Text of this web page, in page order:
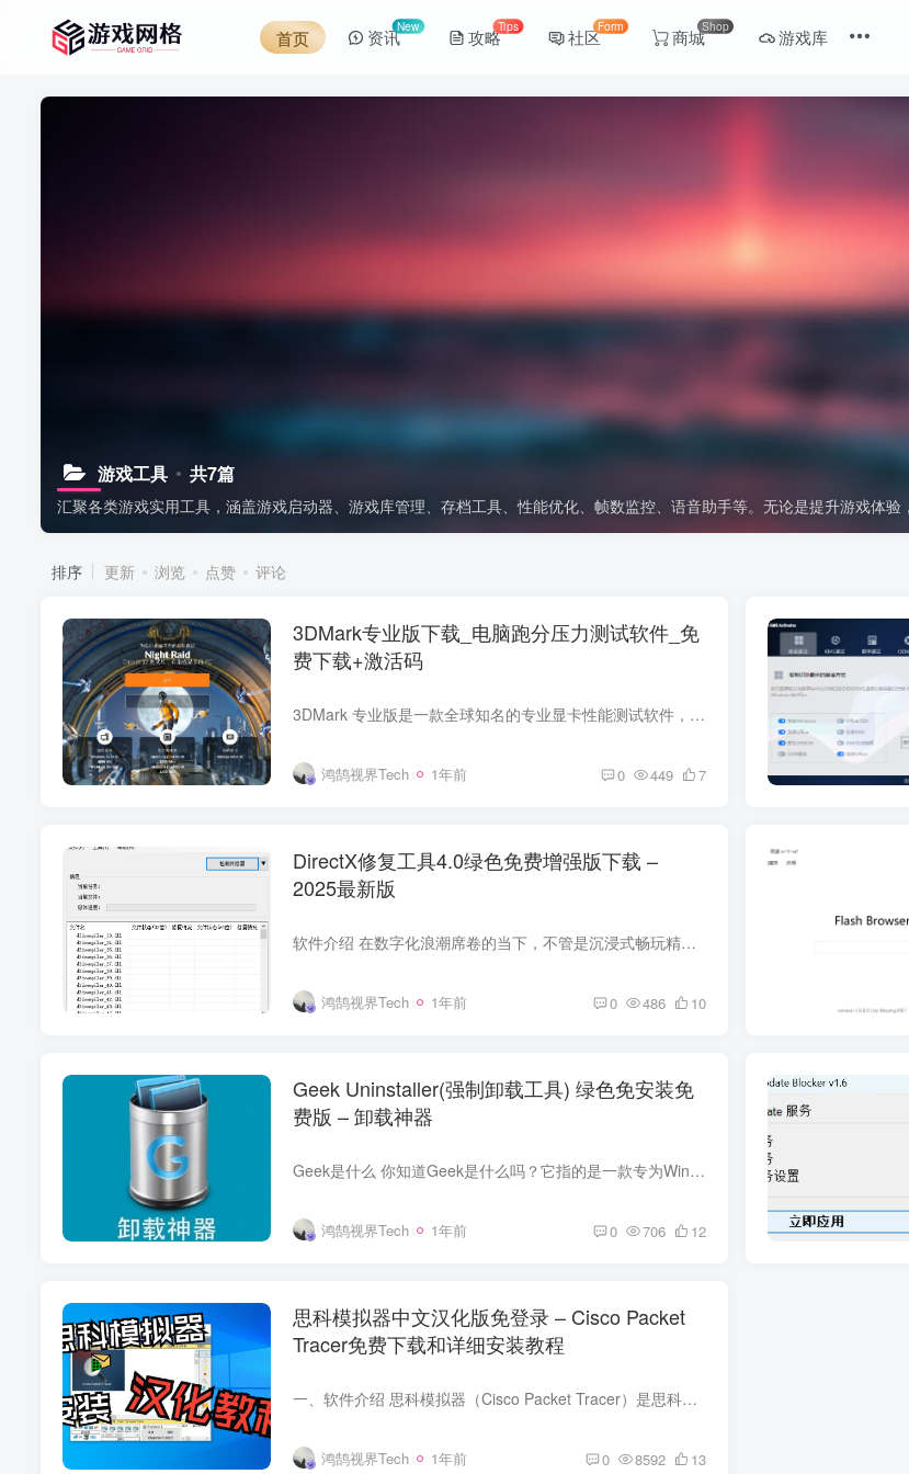
首页 资讯New 攻略Tips 社区Form 商城Shop 游戏库
游戏工具 共7篇
汇聚各类游戏实用工具，涵盖游戏启动器、游戏库管理、存档工具、性能优化、帧数监控、语音助手等。无论是提升游戏体验
排序 更新 浏览 点赞 评论
3DMark专业版下载_电脑跑分压力测试软件_免
费下载+激活码
3DMark 专业版是一款全球知名的专业显卡性能测试软件，具有以下特点和优势： 功能特点 全面的测试项目：涵盖了 DirectX 11、DirectX 12 等不同接口下的基准测试，还引入了光追性能测试等多项测...
鸿鹄视界Tech 1年前 0 449 7
DirectX修复工具4.0绿色免费增强版下载 –
2025最新版
软件介绍 在数字化浪潮席卷的当下，不管是沉浸式畅玩精彩的电脑游戏，还是流畅运行专业的图形软件，都离不开微软创建的多媒体编程接口 DirectX 的强力支持，它在实现硬件加速功能方面起着举足轻...
鸿鹄视界Tech 1年前 0 486 10
Geek Uninstaller(强制卸载工具) 绿色免安装免
费版 – 卸载神器
Geek是什么 你知道Geek是什么吗？它指的是一款专为Windows系统设计的专业软件卸载工具，全名叫做“Geek Uninstaller”。这款工具的核心用途就是卸载电脑中的各类软件，并且能在卸载后将软件残留...
鸿鹄视界Tech 1年前 0 706 12
思科模拟器中文汉化版免登录 – Cisco Packet
Tracer免费下载和详细安装教程
一、软件介绍 思科模拟器（Cisco Packet Tracer）是思科公司开发的网络模拟工具。 特点：能模拟真实思科网络设备，操作界面友好，支持多种操作系统。 功能：构建网络拓扑、配置管理设备、仿真测...
鸿鹄视界Tech 1年前 0 8592 13